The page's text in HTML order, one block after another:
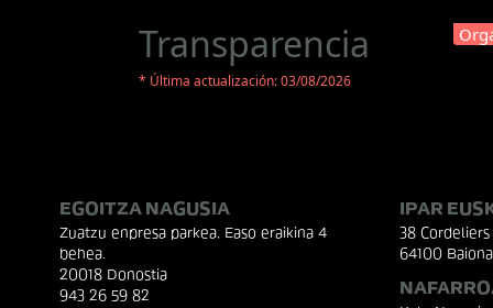
Transparencia
* Última actualización: 03/08/2026
EGOITZA NAGUSIA
Zuatzu enpresa parkea, Easo eraikina 4
behea.
20018 Donostia
943 26 59 82
IPAR
38 Cordeliers
64100 Baiona